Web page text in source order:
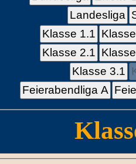
Landesliga
Klasse 1.1
Klasse 2.1
Klasse 3.1
Feierabendliga A